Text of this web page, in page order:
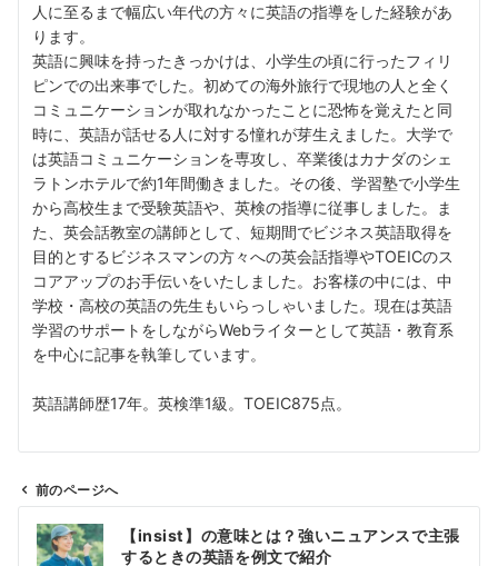
人に至るまで幅広い年代の方々に英語の指導をした経験があ
ります。
英語に興味を持ったきっかけは、小学生の頃に行ったフィリ
ピンでの出来事でした。初めての海外旅行で現地の人と全く
コミュニケーションが取れなかったことに恐怖を覚えたと同
時に、英語が話せる人に対する憧れが芽生えました。大学で
は英語コミュニケーションを専攻し、卒業後はカナダのシェ
ラトンホテルで約1年間働きました。その後、学習塾で小学生
から高校生まで受験英語や、英検の指導に従事しました。ま
た、英会話教室の講師として、短期間でビジネス英語取得を
目的とするビジネスマンの方々への英会話指導やTOEICのス
コアアップのお手伝いをいたしました。お客様の中には、中
学校・高校の英語の先生もいらっしゃいました。現在は英語
学習のサポートをしながらWebライターとして英語・教育系
を中心に記事を執筆しています。
英語講師歴17年。英検準1級。TOEIC875点。
前のページへ
【insist】の意味とは？強いニュアンスで主張
するときの英語を例文で紹介